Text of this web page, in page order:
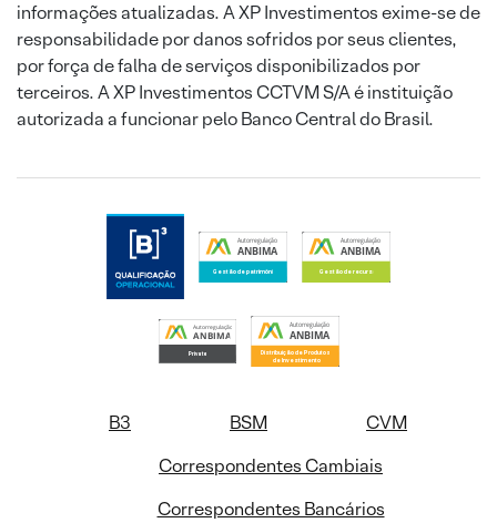
informações atualizadas. A XP Investimentos exime-se de
responsabilidade por danos sofridos por seus clientes,
por força de falha de serviços disponibilizados por
terceiros. A XP Investimentos CCTVM S/A é instituição
autorizada a funcionar pelo Banco Central do Brasil.
B3 BSM
CVM
Correspondentes Cambiais
Correspondentes Bancários